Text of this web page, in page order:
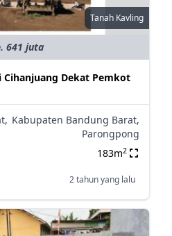
Tanah Kavling
641 juta
Cihanjuang Dekat Pemkot
Kabupaten Bandung Barat,
Parongpong
183m2
2 tahun yang lalu